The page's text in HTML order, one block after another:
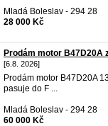
Mladá Boleslav - 294 28
28 000 Kč
Prodám motor B47D20A
[6.8. 2026]
Prodám motor B47D20A
pasuje do F ...
Mladá Boleslav - 294 28
60 000 Kč